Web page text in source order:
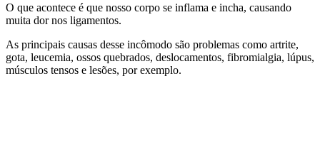
O que acontece é que nosso corpo se inflama e incha, causando
muita dor nos ligamentos.
As principais causas desse incômodo são problemas como artrite,
gota, leucemia, ossos quebrados, deslocamentos, fibromialgia, lúpus,
músculos tensos e lesões, por exemplo.